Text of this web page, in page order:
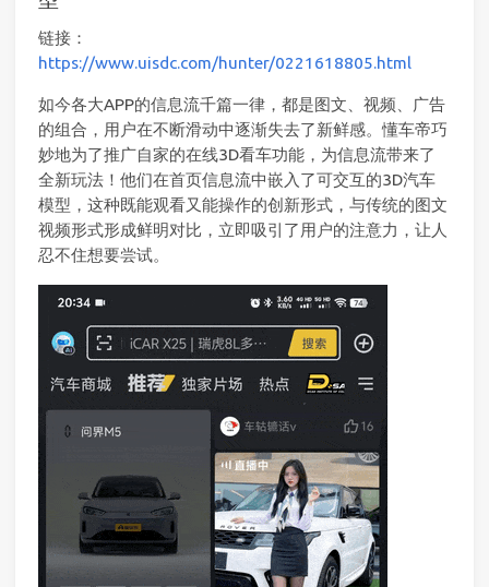
链接：
https://www.uisdc.com/hunter/0221618805.html
如今各大APP的信息流千篇一律，都是图文、视频、广告
的组合，用户在不断滑动中逐渐失去了新鲜感。懂车帝巧
妙地为了推广自家的在线3D看车功能，为信息流带来了
全新玩法！他们在首页信息流中嵌入了可交互的3D汽车
模型，这种既能观看又能操作的创新形式，与传统的图文
视频形式形成鲜明对比，立即吸引了用户的注意力，让人
忍不住想要尝试。